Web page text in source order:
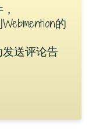
的
送评论告